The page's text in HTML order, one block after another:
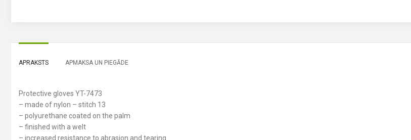
APRAKSTS APMAKSA UN PIEGĀDE
Protective gloves YT-7473
– made of nylon – stitch 13
– polyurethane coated on the palm
– finished with a welt
– increased resistance to abrasion and tearing